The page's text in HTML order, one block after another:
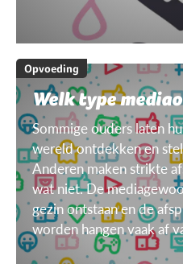
Opvoeding
Welk type
Sommige ouders laten
wereld ontdekken en
Anderen maken strikte
wat niet. De
gezin ontstaan en de
worden hangen vaak af
kinderen, van het doel,